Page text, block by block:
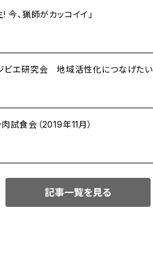
、猟師がカッコイイ」
ビエ研究会 地域活性化につなげたい
試食会（2019年11月）
記事一覧を見る